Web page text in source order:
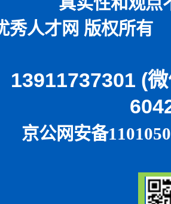
网 版权所有 本网
13911737301 (
京公网安备